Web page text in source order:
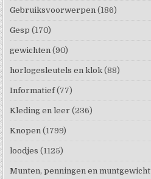
Gebruiksvoorwerpen (186)
Gesp (170)
gewichten (90)
horlogesleutels en klok (88)
Informatief (77)
Kleding en leer (236)
Knopen (1799)
loodjes (1125)
Munten, penningen en muntgewicht